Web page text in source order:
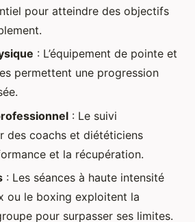
pour atteindre des objectifs
: L’équipement de pointe et
permettent une progression
: Le suivi
des coachs et diététiciens
et la récupération.
: Les séances à haute intensité
ou le boxing exploitent la
pour surpasser ses limites.